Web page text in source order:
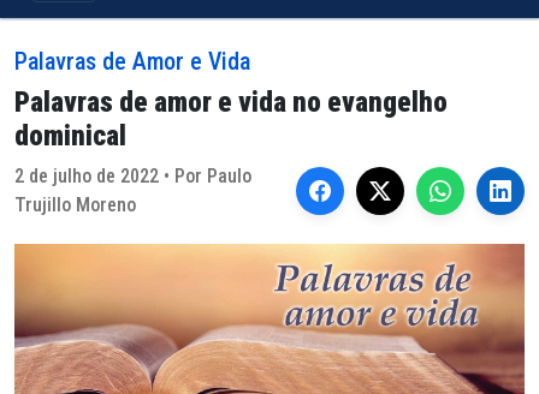
Palavras de Amor e Vida
Palavras de amor e vida no evangelho
dominical
2 de julho de 2022 • Por Paulo
Trujillo Moreno